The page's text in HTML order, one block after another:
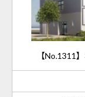
【No.1311